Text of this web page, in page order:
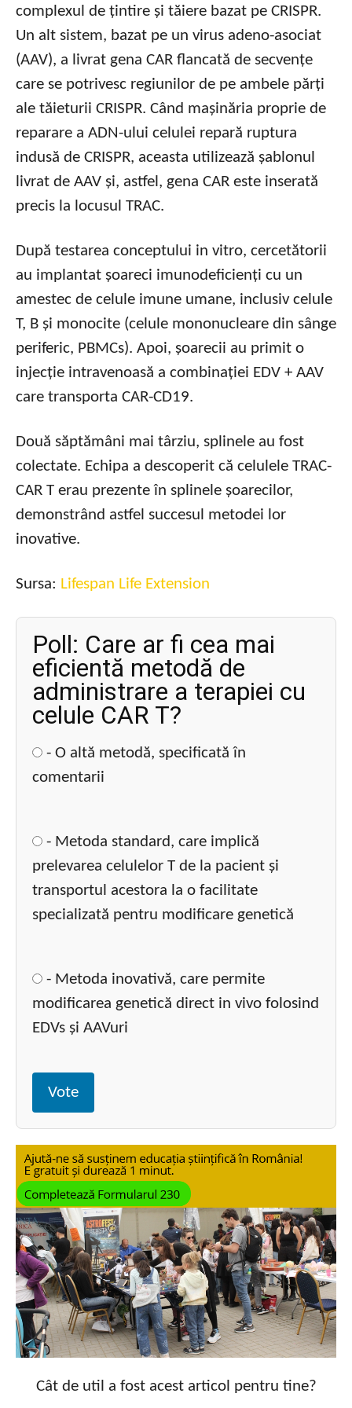
complexul de țintire și tăiere bazat pe CRISPR.
Un alt sistem, bazat pe un virus adeno-asociat
(AAV), a livrat gena CAR flancată de secvențe
care se potrivesc regiunilor de pe ambele părți
ale tăieturii CRISPR. Când mașinăria proprie de
reparare a ADN-ului celulei repară ruptura
indusă de CRISPR, aceasta utilizează șablonul
livrat de AAV și, astfel, gena CAR este inserată
precis la locusul TRAC.
După testarea conceptului in vitro, cercetătorii
au implantat șoareci imunodeficienți cu un
amestec de celule imune umane, inclusiv celule
T, B și monocite (celule mononucleare din sânge
periferic, PBMCs). Apoi, șoarecii au primit o
injecție intravenoasă a combinației EDV + AAV
care transporta CAR-CD19.
Două săptămâni mai târziu, splinele au fost
colectate. Echipa a descoperit că celulele TRAC-
CAR T erau prezente în splinele șoarecilor,
demonstrând astfel succesul metodei lor
inovative.
Sursa: Lifespan Life Extension
Poll: Care ar fi cea mai
eficientă metodă de
administrare a terapiei cu
celule CAR T?
- O altă metodă, specificată în
comentarii
- Metoda standard, care implică
prelevarea celulelor T de la pacient și
transportul acestora la o facilitate
specializată pentru modificare genetică
- Metoda inovativă, care permite
modificarea genetică direct in vivo folosind
EDVs și AAVuri
Vote
Cât de util a fost acest articol pentru tine?